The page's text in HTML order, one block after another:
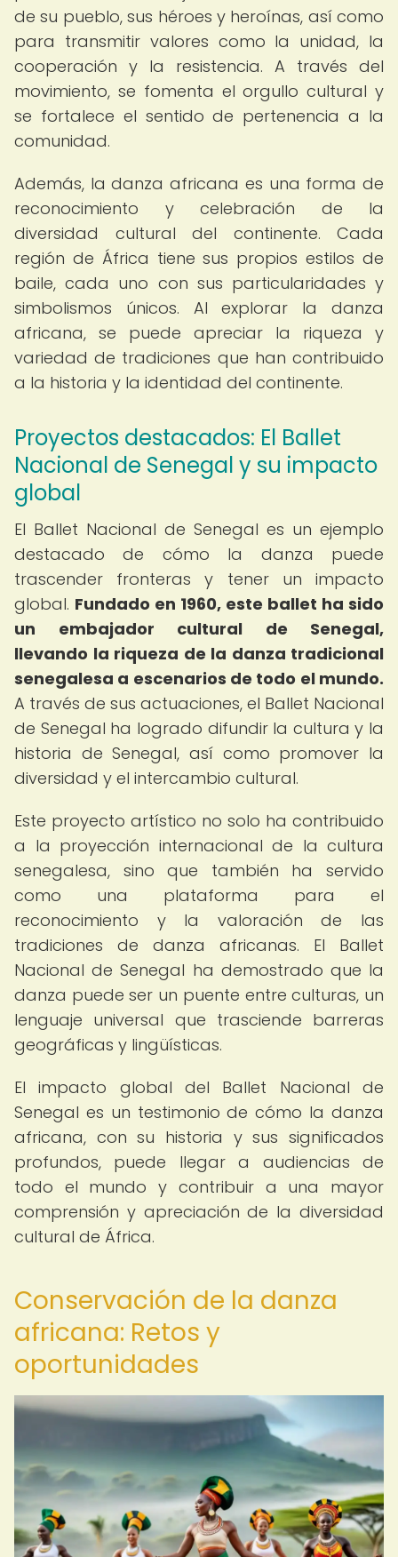
de su pueblo, sus héroes y heroínas, así como
para transmitir valores como la unidad, la
cooperación y la resistencia. A través del
movimiento, se fomenta el orgullo cultural y
se fortalece el sentido de pertenencia a la
comunidad.
Además, la danza africana es una forma de
reconocimiento y celebración de la
diversidad cultural del continente. Cada
región de África tiene sus propios estilos de
baile, cada uno con sus particularidades y
simbolismos únicos. Al explorar la danza
africana, se puede apreciar la riqueza y
variedad de tradiciones que han contribuido
a la historia y la identidad del continente.
Proyectos destacados: El Ballet
Nacional de Senegal y su impacto
global
El Ballet Nacional de Senegal es un ejemplo
destacado de cómo la danza puede
trascender fronteras y tener un impacto
global. Fundado en 1960, este ballet ha sido
un embajador cultural de Senegal,
llevando la riqueza de la danza tradicional
senegalesa a escenarios de todo el mundo.
A través de sus actuaciones, el Ballet Nacional
de Senegal ha logrado difundir la cultura y la
historia de Senegal, así como promover la
diversidad y el intercambio cultural.
Este proyecto artístico no solo ha contribuido
a la proyección internacional de la cultura
senegalesa, sino que también ha servido
como una plataforma para el
reconocimiento y la valoración de las
tradiciones de danza africanas. El Ballet
Nacional de Senegal ha demostrado que la
danza puede ser un puente entre culturas, un
lenguaje universal que trasciende barreras
geográficas y lingüísticas.
El impacto global del Ballet Nacional de
Senegal es un testimonio de cómo la danza
africana, con su historia y sus significados
profundos, puede llegar a audiencias de
todo el mundo y contribuir a una mayor
comprensión y apreciación de la diversidad
cultural de África.
Conservación de la danza
africana: Retos y
oportunidades